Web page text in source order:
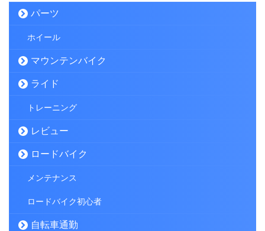
パーツ
ホイール
マウンテンバイク
ライド
トレーニング
レビュー
ロードバイク
メンテナンス
ロードバイク初心者
自転車通勤